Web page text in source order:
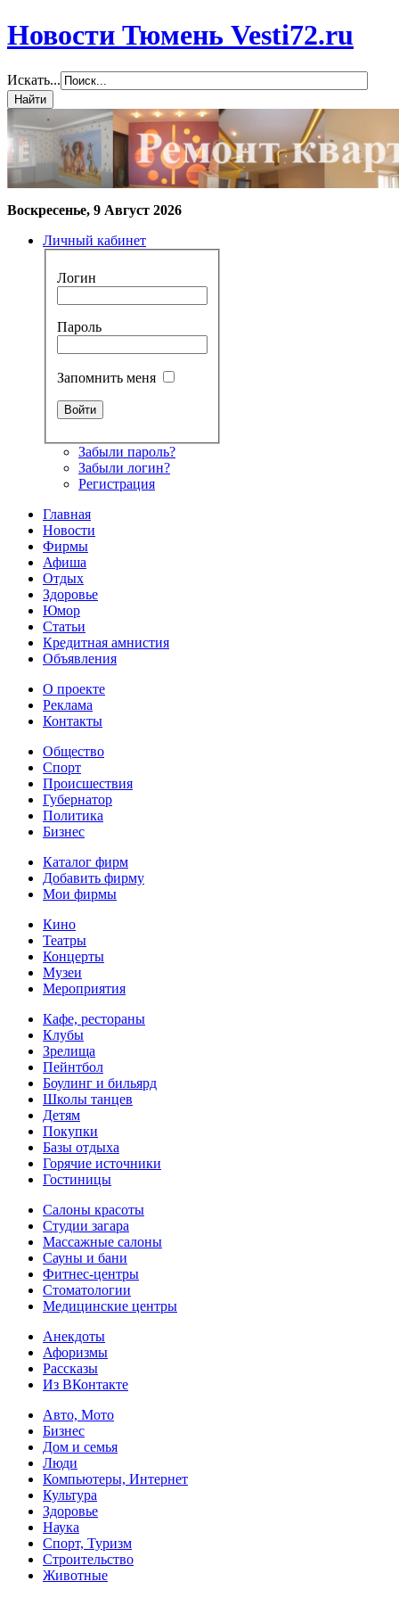
Новости Тюмень Vesti72.ru
Искать...
Воскресенье, 9 Август 2026
Личный кабинет
Логин
Пароль
Запомнить меня
Забыли пароль?
Забыли логин?
Регистрация
Главная
Новости
Фирмы
Афиша
Отдых
Здоровье
Юмор
Статьи
Кредитная амнистия
Объявления
О проекте
Реклама
Контакты
Общество
Спорт
Происшествия
Губернатор
Политика
Бизнес
Каталог фирм
Добавить фирму
Мои фирмы
Кино
Театры
Концерты
Музеи
Мероприятия
Кафе, рестораны
Клубы
Зрелища
Пейнтбол
Боулинг и бильярд
Школы танцев
Детям
Покупки
Базы отдыха
Горячие источники
Гостиницы
Салоны красоты
Студии загара
Массажные салоны
Сауны и бани
Фитнес-центры
Стоматологии
Медицинские центры
Анекдоты
Афоризмы
Рассказы
Из ВКонтакте
Авто, Мото
Бизнес
Дом и семья
Люди
Компьютеры, Интернет
Культура
Здоровье
Наука
Спорт, Туризм
Строительство
Животные